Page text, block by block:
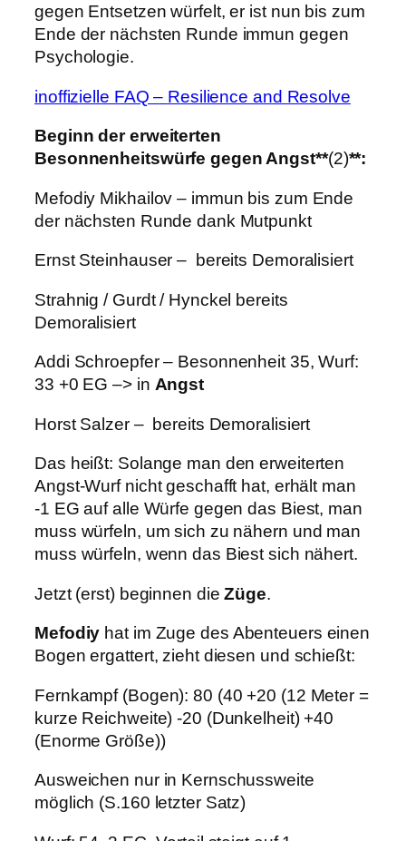
gegen Entsetzen würfelt, er ist nun bis zum
Ende der nächsten Runde immun gegen
Psychologie.
inoffizielle FAQ – Resilience and Resolve
Beginn der erweiterten
Besonnenheitswürfe gegen Angst**(2)**:
Mefodiy Mikhailov – immun bis zum Ende
der nächsten Runde dank Mutpunkt
Ernst Steinhauser – bereits Demoralisiert
Strahnig / Gurdt / Hynckel bereits
Demoralisiert
Addi Schroepfer – Besonnenheit 35, Wurf:
33 +0 EG –> in Angst
Horst Salzer – bereits Demoralisiert
Das heißt: Solange man den erweiterten
Angst-Wurf nicht geschafft hat, erhält man
-1 EG auf alle Würfe gegen das Biest, man
muss würfeln, um sich zu nähern und man
muss würfeln, wenn das Biest sich nähert.
Jetzt (erst) beginnen dieZüge.
Mefodiy hat im Zuge des Abenteuers einen
Bogen ergattert, zieht diesen und schießt:
Fernkampf (Bogen): 80 (40 +20 (12 Meter =
kurze Reichweite) -20 (Dunkelheit) +40
(Enorme Größe))
Ausweichen nur in Kernschussweite
möglich (S.160 letzter Satz)